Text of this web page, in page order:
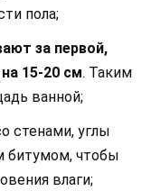
пола;
за первой,
15-20 см. Таким
ванной;
стенами, углы
битумом, чтобы
влаги;